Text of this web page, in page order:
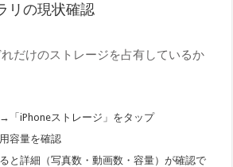
リの現状確認
だけのストレージを占有しているか
「iPhoneストレージ」をタップ
容量を確認
と詳細（写真数・動画数・容量）が確認で